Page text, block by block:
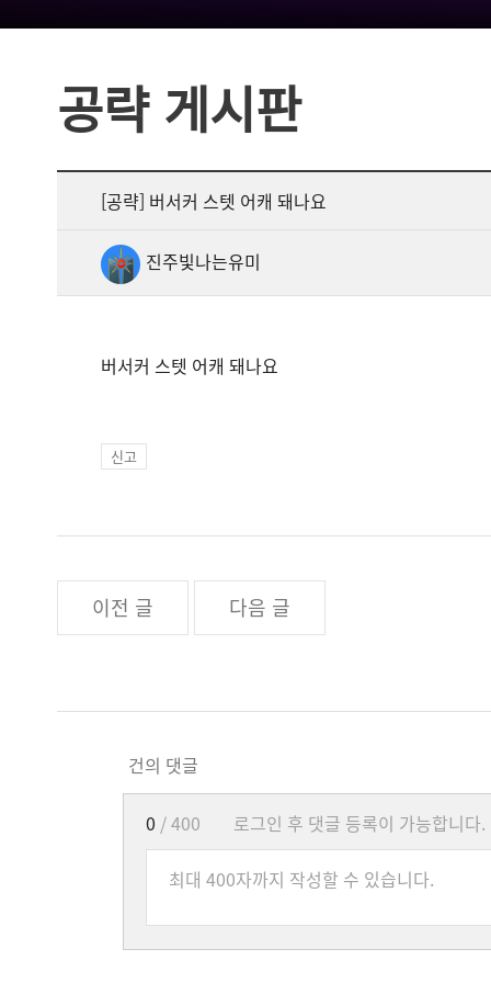
공략 게시판
[공략] 버서커 스텟 어캐 돼나요
진주빛나는유미
버서커 스텟 어캐 돼나요
신고
이전 글 다음 글
건의 댓글
로그인 후 댓글 등록이 가능합니다.
0 / 400